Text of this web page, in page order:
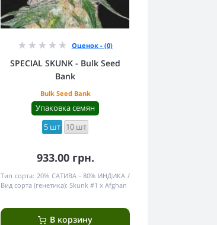
Оценок - (0)
SPECIAL SKUNK - Bulk Seed
Bank
Bulk Seed Bank
Упаковка семян
5 шт 10 шт
933.00 грн.
Тип сорта: 20% САТИВА - 80% ИНДИКА
Вид сорта (генетика): Skunk #1 x Afghan
В корзину